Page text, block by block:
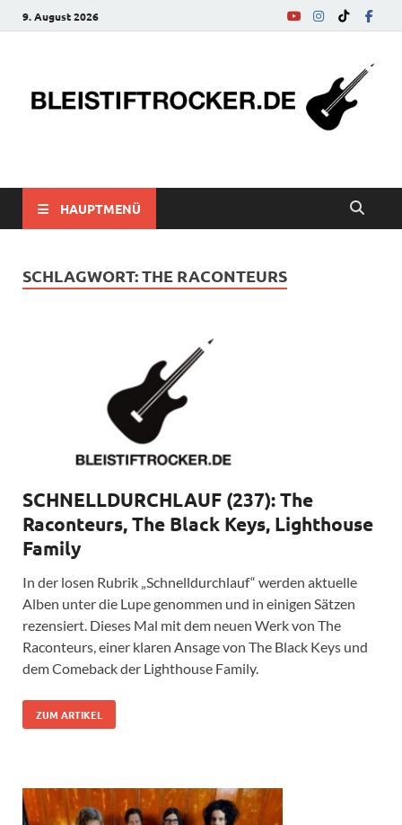
9. August 2026
bleistiftrocker.de
HAUPTMENÜ
SCHLAGWORT:THE RACONTEURS
SCHNELLDURCHLAUF (237): The
Raconteurs, The Black Keys, Lighthouse
Family
In der losen Rubrik „Schnelldurchlauf“ werden aktuelle
Alben unter die Lupe genommen und in einigen Sätzen
rezensiert. Dieses Mal mit dem neuen Werk von The
Raconteurs, einer klaren Ansage von The Black Keys und
dem Comeback der Lighthouse Family.
ZUM ARTIKEL